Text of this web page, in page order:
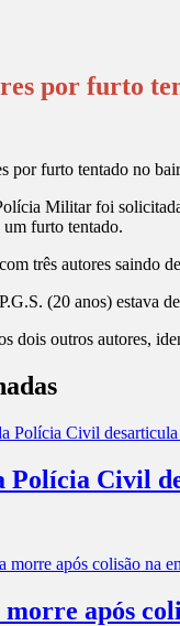
por furto
Militar foi
furto tentado.
três autores saindo
(20 anos) estava
dois outros autores,
Polícia Civil
após